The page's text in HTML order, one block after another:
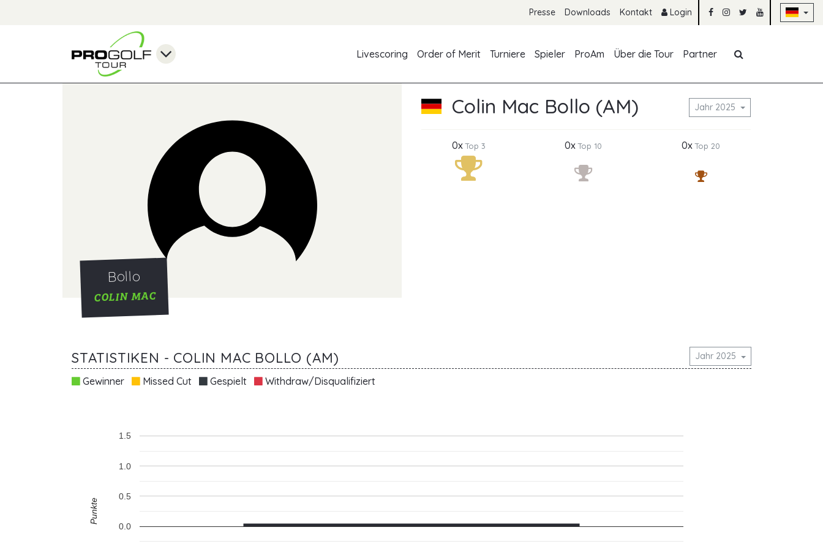
Presse Downloads Kontakt Login
Livescoring
Order of Merit Turniere Spieler ProAm Über die Tour Partner
Bollo
COLIN MAC
Colin Mac Bollo (AM) Jahr 2025
0xTop 3 0xTop 10 0xTop 20
STATISTIKEN - COLIN MAC BOLLO (AM) Jahr 2025
Gewinner Missed Cut Gespielt Withdraw/Disqualifiziert
0.0
0.5
1.0
1.5
Punkte